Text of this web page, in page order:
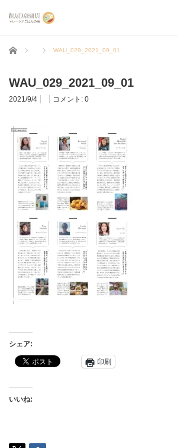
ホーム WAU_029_2021_09_01
WAU_029_2021_09_01
2021/9/4 コメント: 0
シェア:
印刷
いいね: